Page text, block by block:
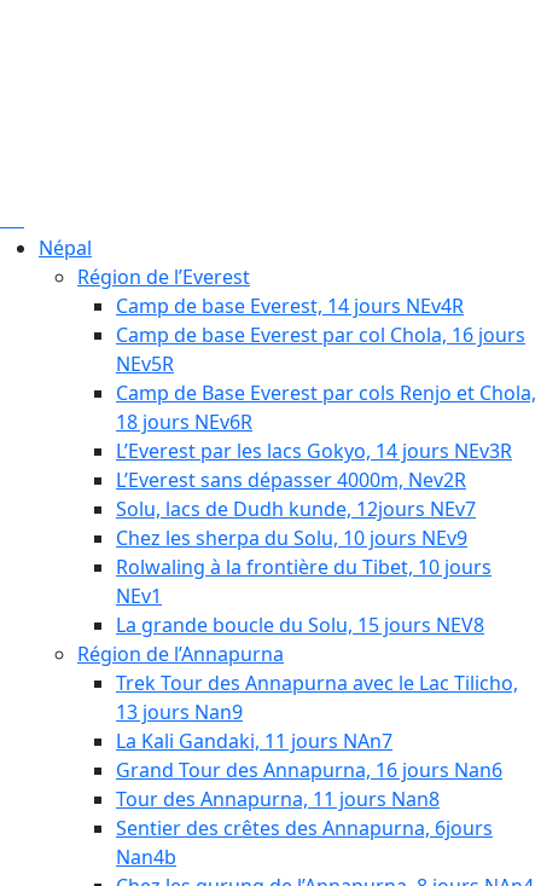
Népal
Région de l’Everest
Camp de base Everest, 14 jours NEv4R
Camp de base Everest par col Chola, 16 jours
NEv5R
Camp de Base Everest par cols Renjo et Chola,
18 jours NEv6R
L’Everest par les lacs Gokyo, 14 jours NEv3R
L’Everest sans dépasser 4000m, Nev2R
Solu, lacs de Dudh kunde, 12jours NEv7
Chez les sherpa du Solu, 10 jours NEv9
Rolwaling à la frontière du Tibet, 10 jours
NEv1
La grande boucle du Solu, 15 jours NEV8
Région de l’Annapurna
Trek Tour des Annapurna avec le Lac Tilicho,
13 jours Nan9
La Kali Gandaki, 11 jours NAn7
Grand Tour des Annapurna, 16 jours Nan6
Tour des Annapurna, 11 jours Nan8
Sentier des crêtes des Annapurna, 6jours
Nan4b